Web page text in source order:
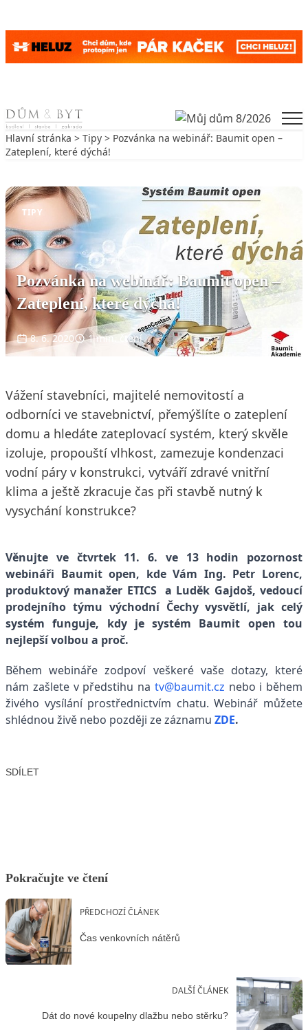
Skip to content
Hlavní stránka > Tipy > Pozvánka na webinář: Baumit open –
Zateplení, které dýchá!
TIPY
Pozvánka na webinář: Baumit open –
Zateplení, které dýchá!
8. 6. 2020 1 min. čtení
Vážení stavebníci, majitelé nemovitostí a
odborníci ve stavebnictví, přemýšlíte o zateplení
domu a hledáte zateplovací systém, který skvěle
izoluje, propouští vlhkost, zamezuje kondenzaci
vodní páry v konstrukci, vytváří zdravé vnitřní
klima a ještě zkracuje čas při stavbě nutný k
vysychání konstrukce?
Věnujte ve čtvrtek 11. 6. ve 13 hodin pozornost
webináři Baumit open, kde Vám Ing. Petr Lorenc,
produktový manažer ETICS a Luděk Gajdoš, vedoucí
prodejního týmu východní Čechy vysvětlí, jak celý
systém funguje, kdy je systém Baumit open tou
nejlepší volbou a proč.
Během webináře zodpoví veškeré vaše dotazy, které
nám zašlete v předstihu na tv@baumit.cz nebo i během
živého vysílání prostřednictvím chatu. Webinář můžete
shlédnou živě nebo později ze záznamu ZDE.
SDÍLET
Pokračujte ve čtení
PŘEDCHOZÍ ČLÁNEK
Čas venkovních nátěrů
DALŠÍ ČLÁNEK
Dát do nové koupelny dlažbu nebo stěrku?